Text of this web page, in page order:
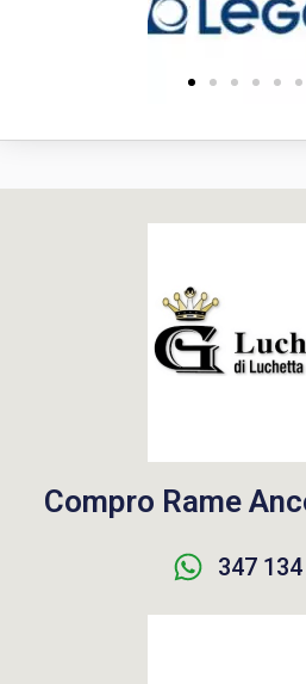
Compro Rame
347